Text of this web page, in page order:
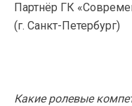
Партнёр ГК
(г. Санкт-Петербург)
Какие ролевые